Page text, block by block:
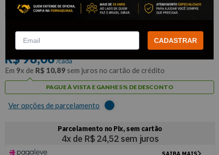
:4222
GEDORE
Por:R$93,16/cada
5% de desconto
R$98,06/cada
Em 9x de R$ 10,89 sem juros no cartão de crédito
PAGUE À VISTA E GANHE 5% DE DESCONTO
Ver opções de parcelamento
CADASTRAR